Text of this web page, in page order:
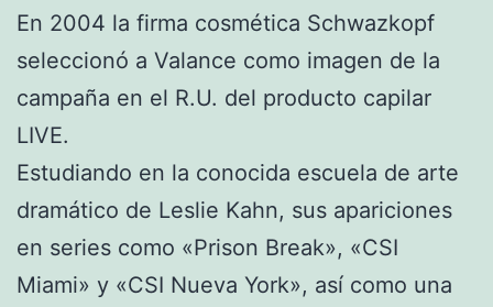
En 2004 la firma cosmética Schwazkopf
seleccionó a Valance como imagen de la
campaña en el R.U. del producto capilar
LIVE.
Estudiando en la conocida escuela de arte
dramático de Leslie Kahn, sus apariciones
en series como «Prison Break», «CSI
Miami» y «CSI Nueva York», así como una